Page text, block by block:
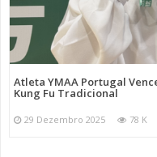
Atleta YMAA Portugal
Kung Fu Tradicional
29 Dezembro 2025 78 K